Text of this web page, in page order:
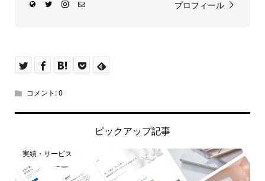
プロフィール
コメント:0
ピックアップ記事
実績・サービス